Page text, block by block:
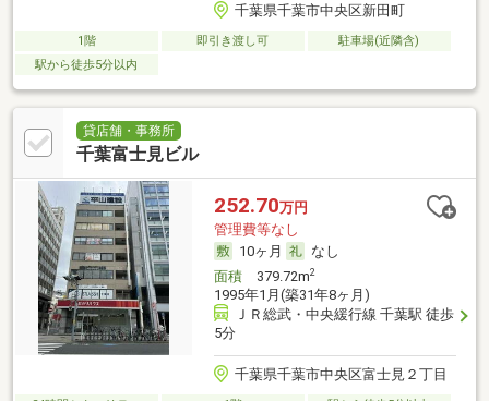
千葉県千葉市中央区新田町
1階 即引き渡し可
駐車場(近隣含)
駅から徒歩5分以内
貸店舗・事務所
千葉富士見ビル
252.70万円
管理費等なし
10ヶ月
なし
面積379.72m2
1995年1月(築31年8ヶ月)
ＪＲ総武・中央緩行線 千葉駅 徒歩
5分
千葉県千葉市中央区富士見２丁目